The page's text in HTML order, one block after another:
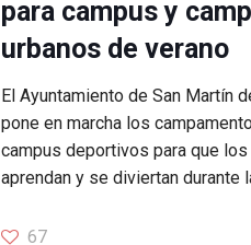
para campus y
urbanos de verano
El Ayuntamiento de San Martín
pone en marcha los
campus deportivos para que
aprendan y se diviertan durante
67